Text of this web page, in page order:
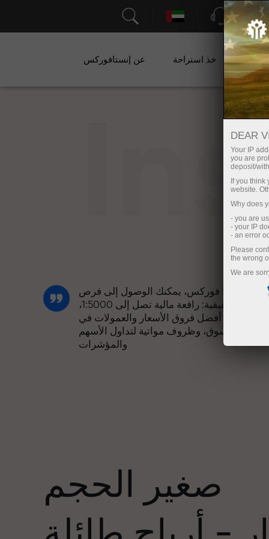
الدعم
خذ استراحة عن إنستافوركس
مع إنستا فوركس، يمكنك الوصول إلى فرص
تنافسية حقيقية: رافعة مالية تصل إلى 1:5000،
وبعض من أفضل فروق الأسعار والعمولات في
السوق، وظروف مواتية لتداول الأسهم
والمؤشرات
تتشارك سرعة المسار وسرعة التداول نفس
القيم. يُضفي أليش لوبرايس عناصر الحماس
والانضباط على عالم التداول، ويعمل كشريك
صغير الحجم
DEAR
Your IP
you are
deposit/
If you
website.
Why does
- you are
- your IP
- an error
Please
the wrong
We are